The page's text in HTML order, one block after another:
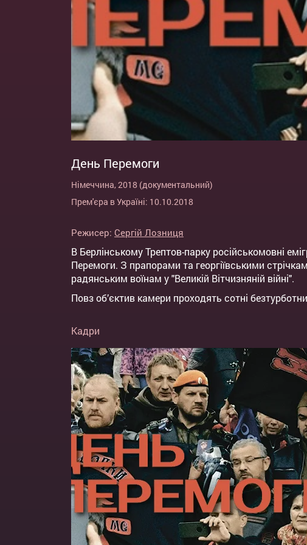
День Перемоги
Німеччина, 2018 (документальний)
Прем'єра в Україні: 10.10.2018
Режисер: Сергій Лозниця
В Берлінському Трептов-парку російськомовні
Перемоги. З прапорами та георгіївськими
радянським воїнам у "Великій Вітчизняній війні".
Повз об’єктив камери проходять сотні
Кадри